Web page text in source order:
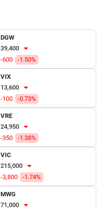
DGW
39,400
-600
-1.50%
VIX
13,600
-100
-0.73%
VRE
24,950
-350
-1.38%
VIC
215,000
-3,800
-1.74%
MWG
71,000